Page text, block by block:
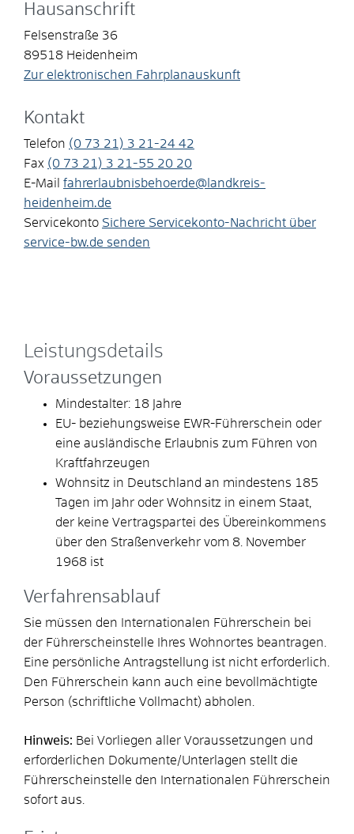
Hausanschrift
Felsenstraße 36
89518 Heidenheim
Zur elektronischen Fahrplanauskunft
Kontakt
Telefon (0 73 21) 3 21-24 42
Fax (0 73 21) 3 21-55 20 20
E-Mail fahrerlaubnisbehoerde@landkreis-
heidenheim.de
Servicekonto Sichere Servicekonto-Nachricht über
service-bw.de senden
Leistungsdetails
Voraussetzungen
Mindestalter: 18 Jahre
EU- beziehungsweise EWR-Führerschein oder
eine ausländische Erlaubnis zum Führen von
Kraftfahrzeugen
Wohnsitz in Deutschland an mindestens 185
Tagen im Jahr oder Wohnsitz in einem Staat,
der keine Vertragspartei des Übereinkommens
über den Straßenverkehr vom 8. November
1968 ist
Verfahrensablauf
Sie müssen den Internationalen Führerschein bei
der Führerscheinstelle Ihres Wohnortes beantragen.
Eine persönliche Antragstellung ist nicht erforderlich.
Den Führerschein kann auch eine bevollmächtigte
Person (schriftliche Vollmacht) abholen.
Hinweis: Bei Vorliegen aller Voraussetzungen und
erforderlichen Dokumente/Unterlagen stellt die
Führerscheinstelle den Internationalen Führerschein
sofort aus.